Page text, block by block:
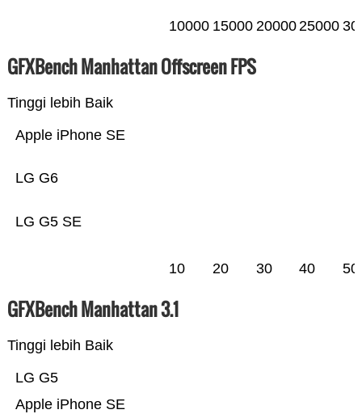
10000 15000 2000025000
GFXBench Manhattan Offscreen FPS
Tinggi lebih Baik
LG G5 SE
LG G6
Apple iPhone SE
10 20 30 40 50
GFXBench Manhattan 3.1
Tinggi lebih Baik
Apple iPhone SE
LG G5